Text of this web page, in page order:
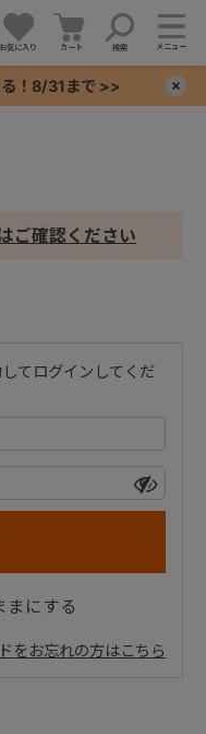
お気に入り カート 検索 メニュー
！8/31まで >>
ご確認ください
てログインしてくだ
まにする
をお忘れの方はこちら